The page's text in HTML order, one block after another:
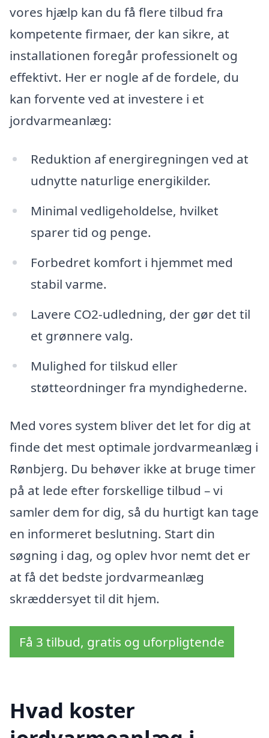
vores hjælp kan du få flere tilbud fra
kompetente firmaer, der kan sikre, at
installationen foregår professionelt og
effektivt. Her er nogle af de fordele, du
kan forvente ved at investere i et
jordvarmeanlæg:
Reduktion af energiregningen ved at
udnytte naturlige energikilder.
Minimal vedligeholdelse, hvilket
sparer tid og penge.
Forbedret komfort i hjemmet med
stabil varme.
Lavere CO2-udledning, der gør det til
et grønnere valg.
Mulighed for tilskud eller
støtteordninger fra myndighederne.
Med vores system bliver det let for dig at
finde det mest optimale jordvarmeanlæg i
Rønbjerg. Du behøver ikke at bruge timer
på at lede efter forskellige tilbud – vi
samler dem for dig, så du hurtigt kan tage
en informeret beslutning. Start din
søgning i dag, og oplev hvor nemt det er
at få det bedste jordvarmeanlæg
skræddersyet til dit hjem.
Få 3 tilbud, gratis og uforpligtende
Hvad koster